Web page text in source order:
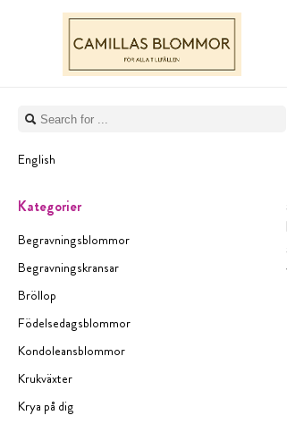
English
Kategorier
Begravningsblommor
Begravningskransar
Bröllop
Födelsedagsblommor
Kondoleansblommor
Krukväxter
Krya på dig